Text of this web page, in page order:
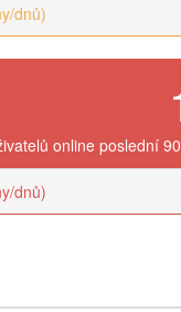
dnů)
online poslední
dnů)